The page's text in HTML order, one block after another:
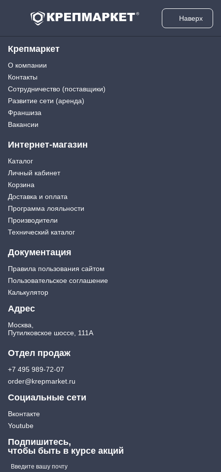
Наверх
Крепмаркет
О компании
Контакты
Сотрудничество (поставщики)
Развитие сети (аренда)
Франшиза
Вакансии
Интернет-магазин
Каталог
Личный кабинет
Корзина
Доставка и оплата
Программа лояльности
Производители
Технический каталог
Документация
Правила пользования сайтом
Пользовательское соглашение
Калькулятор
Адрес
Москва,
Путилковское шоссе, 111А
Отдел продаж
+7 495 989-72-07
order@krepmarket.ru
Социальные сети
Вконтакте
Youtube
Подпишитесь,
чтобы быть в курсе акций
Введите вашу почту